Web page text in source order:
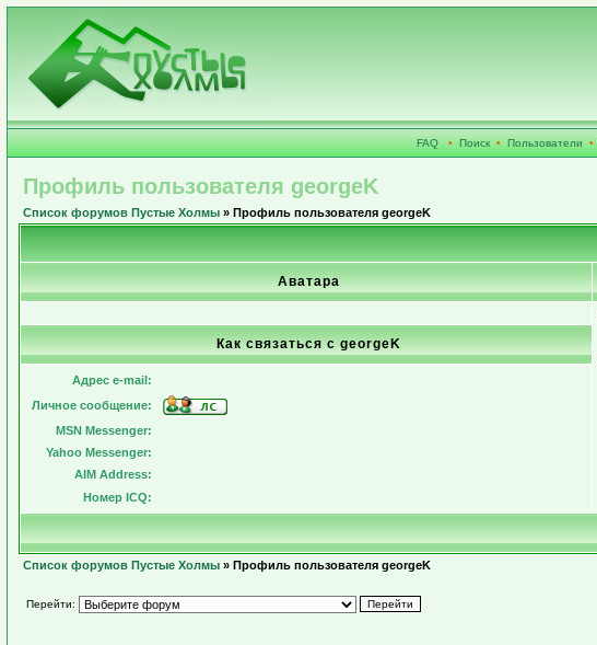
FAQ • Поиск • Пользователи •
Профиль пользователя georgeK
Список форумов Пустые Холмы » Профиль пользователя georgeK
Аватара
Как связаться с georgeK
Адрес e-mail:
Личное сообщение:
MSN Messenger:
Yahoo Messenger:
AIM Address:
Номер ICQ:
Список форумов Пустые Холмы » Профиль пользователя georgeK
Перейти: